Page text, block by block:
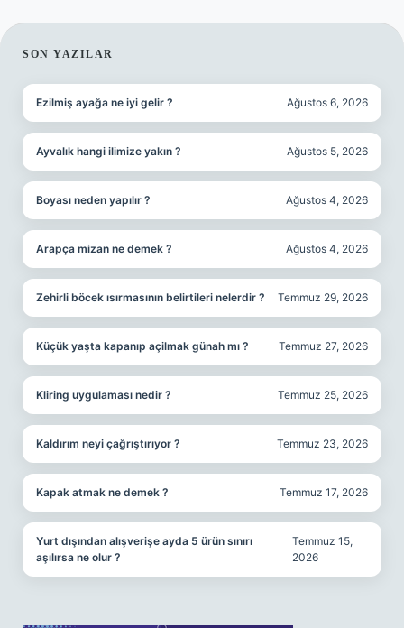
SIDEBAR
SON YAZILAR
Ezilmiş ayağa ne iyi gelir ? Ağustos 6, 2026
Ayvalık hangi ilimize yakın ? Ağustos 5, 2026
Boyası neden yapılır ? Ağustos 4, 2026
Arapça mizan ne demek ? Ağustos 4, 2026
Zehirli böcek ısırmasının belirtileri nelerdir ? Temmuz 29, 2026
Küçük yaşta kapanıp açilmak günah mı ? Temmuz 27, 2026
Kliring uygulaması nedir ? Temmuz 25, 2026
Kaldırım neyi çağrıştırıyor ? Temmuz 23, 2026
Kapak atmak ne demek ? Temmuz 17, 2026
Yurt dışından alışverişe ayda 5 ürün sınırı
aşılırsa ne olur ?
Temmuz 15,
2026